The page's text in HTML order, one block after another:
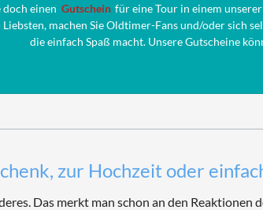
doch einen Gutschein für eine Tour in einem
machen Sie Oldtimer-Fans und/oder sich
die einfach Spaß macht. Unsere Gutscheine
zur Hochzeit oder
Das merkt man schon an den Reaktionen